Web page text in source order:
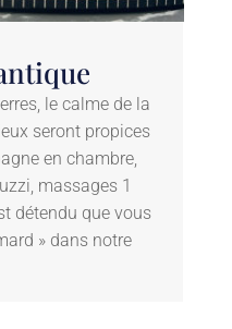
le calme de la
seront propices
en chambre,
massages 1
détendu que vous
» dans notre